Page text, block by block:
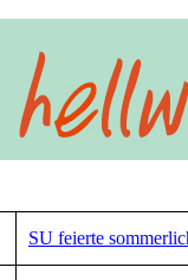
SU feierte